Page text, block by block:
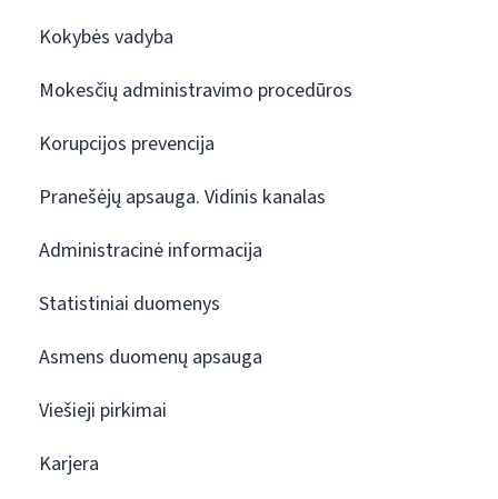
Kokybės vadyba
Mokesčių administravimo procedūros
Korupcijos prevencija
Pranešėjų apsauga. Vidinis kanalas
Administracinė informacija
Statistiniai duomenys
Asmens duomenų apsauga
Viešieji pirkimai
Karjera